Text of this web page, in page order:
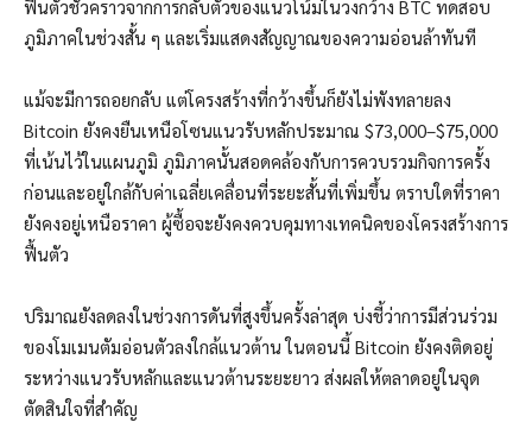
ฟื้นตัวชั่วคราวจากการกลับตัวของแนวโน้มในวงกว้าง BTC ทดสอบ
ภูมิภาคในช่วงสั้น ๆ และเริ่มแสดงสัญญาณของความอ่อนล้าทันที
แม้จะมีการถอยกลับ แต่โครงสร้างที่กว้างขึ้นก็ยังไม่พังทลายลง
Bitcoin ยังคงยืนเหนือโซนแนวรับหลักประมาณ $73,000–$75,000
ที่เน้นไว้ในแผนภูมิ ภูมิภาคนั้นสอดคล้องกับการควบรวมกิจการครั้ง
ก่อนและอยู่ใกล้กับค่าเฉลี่ยเคลื่อนที่ระยะสั้นที่เพิ่มขึ้น ตราบใดที่ราคา
ยังคงอยู่เหนือราคา ผู้ซื้อจะยังคงควบคุมทางเทคนิคของโครงสร้างการ
ฟื้นตัว
ปริมาณยังลดลงในช่วงการดันที่สูงขึ้นครั้งล่าสุด บ่งชี้ว่าการมีส่วนร่วม
ของโมเมนตัมอ่อนตัวลงใกล้แนวต้าน ในตอนนี้ Bitcoin ยังคงติดอยู่
ระหว่างแนวรับหลักและแนวต้านระยะยาว ส่งผลให้ตลาดอยู่ในจุด
ตัดสินใจที่สำคัญ